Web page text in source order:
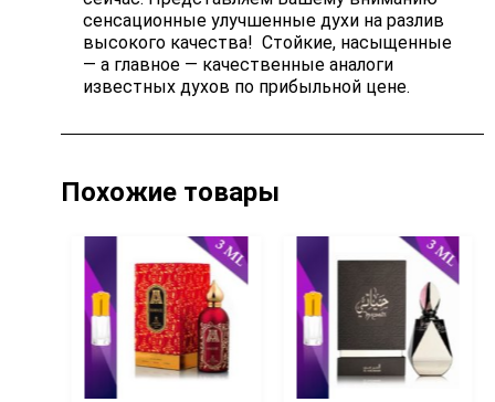
сенсационные улучшенные духи на разлив
высокого качества! Стойкие, насыщенные
— а главное — качественные аналоги
известных духов по прибыльной цене.
Похожие товары